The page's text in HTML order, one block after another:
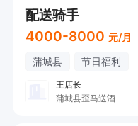
配送骑手
4000-8000 元/月
蒲城县 节日福利
王店长
蒲城县歪马送酒